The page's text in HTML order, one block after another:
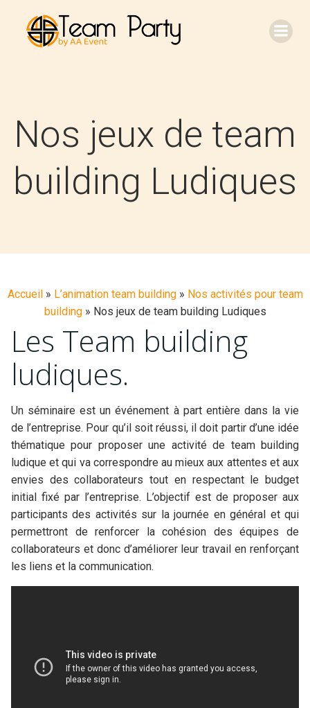
au
contenu
Nos jeux de team
building Ludiques
Accueil » L’animation team building » Nos activités pour team
building » Nos jeux de team building Ludiques
Les Team building
ludiques.
Un séminaire est un événement à part entière dans la vie
de l’entreprise. Pour qu’il soit réussi, il doit partir d’une idée
thématique pour proposer une activité de team building
ludique et qui va correspondre au mieux aux attentes et aux
envies des collaborateurs tout en respectant le budget
initial fixé par l’entreprise. L’objectif est de proposer aux
participants des activités sur la journée en général et qui
permettront de renforcer la cohésion des équipes de
collaborateurs et donc d’améliorer leur travail en renforçant
les liens et la communication.